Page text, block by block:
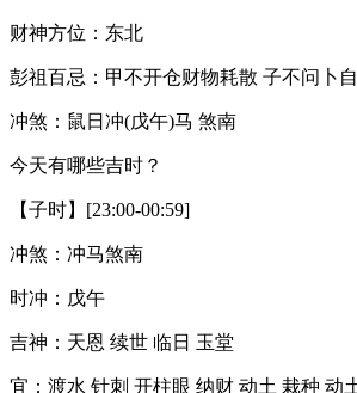
财神方位：东北
彭祖百忌：甲不开仓财物耗散 子不问卜
冲煞：鼠日冲(戊午)马 煞南
今天有哪些吉时？
【子时】[23:00-00:59]
冲煞：冲马煞南
时冲：戊午
吉神：天恩 续世 临日 玉堂
宜：渡水 针刺 开柱眼 纳财 动土 栽种 动